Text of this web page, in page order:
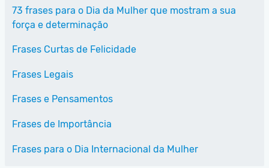
73 frases para o Dia da Mulher que mostram a sua
força e determinação
Frases Curtas de Felicidade
Frases Legais
Frases e Pensamentos
Frases de Importância
Frases para o Dia Internacional da Mulher